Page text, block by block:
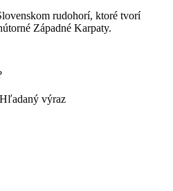
rudohorí, ktoré tvorí
Západné Karpaty.
Hľadaný výraz